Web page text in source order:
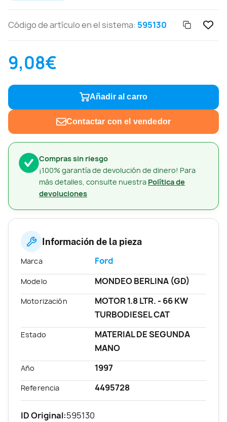
Compras sin riesgo
¡100% garantía de devolución de dinero! Para
más detalles, consulte nuestra Política de
devoluciones
Código de artículo en el sistema: 595130
9,08€
Añadir al carro
Contactar con el vendedor
Información de la pieza
Marca Ford
Modelo MONDEO BERLINA (GD)
Motorización
MOTOR 1.8 LTR. - 66 KW
TURBODIESEL CAT
Estado
MATERIAL DE SEGUNDA
MANO
Año 1997
Referencia 4495728
ID Original:595130